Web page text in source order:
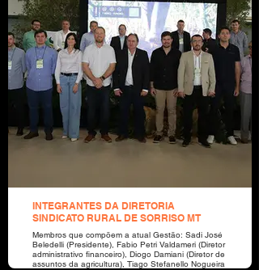
INTEGRANTES DA DIRETORIA
SINDICATO RURAL DE SORRISO MT
Membros que compõem a atual Gestão: Sadi José
Beledelli (Presidente), Fabio Petri Valdameri (Diretor
administrativo financeiro), Diogo Damiani (Diretor de
assuntos da agricultura), Tiago Stefanello Nogueira